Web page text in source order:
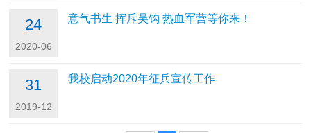
24
2020-06
意气书生 挥斥吴钩 热血军营等你来！
31
2019-12
我校启动2020年征兵宣传工作